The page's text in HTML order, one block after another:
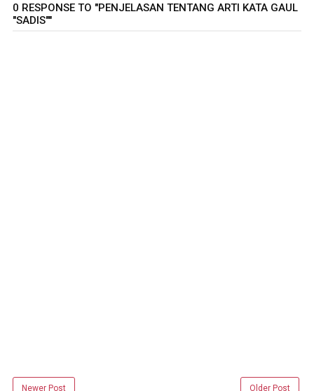
0 RESPONSE TO "PENJELASAN TENTANG ARTI KATA GAUL
"SADIS""
Newer Post Older Post